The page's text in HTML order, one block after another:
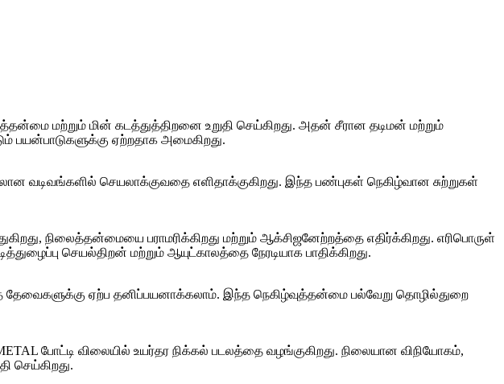
மற்றும் மின் கடத்துத்திறனை உறுதி செய்கிறது. அதன் சீரான தடிமன் மற்றும்
பயன்பாடுகளுக்கு ஏற்றதாக அமைகிறது.
வடிவங்களில் செயலாக்குவதை எளிதாக்குகிறது. இந்த பண்புகள் நெகிழ்வான சுற்றுகள்
நிலைத்தன்மையை பராமரிக்கிறது மற்றும் ஆக்சிஜனேற்றத்தை எதிர்க்கிறது. எரிபொருள்
செயல்திறன் மற்றும் ஆயுட்காலத்தை நேரடியாக பாதிக்கிறது.
தேவைகளுக்கு ஏற்ப தனிப்பயனாக்கலாம். இந்த நெகிழ்வுத்தன்மை பல்வேறு தொழில்துறை
போட்டி விலையில் உயர்தர நிக்கல் படலத்தை வழங்குகிறது. நிலையான விநியோகம்,
செய்கிறது.